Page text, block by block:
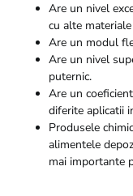
Are un nivel
cu alte
Are un modul
Are un nivel
puternic.
Are un
diferite aplicatii
Produsele
alimentele
mai importante